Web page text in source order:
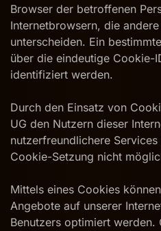
Browser der betroffenen
Internetbrowsern, die
unterscheiden. Ein
über die eindeutige Cookie-
identifiziert werden.
Durch den Einsatz von
UG den Nutzern dieser
nutzerfreundlichere
Cookie-Setzung nicht
Mittels eines Cookies
Angebote auf unserer
Benutzers optimiert werden.